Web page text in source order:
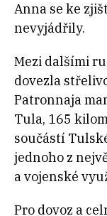
Anna se ke
nevyjádřily.
Mezi dalšími
dovezla
Patronnaja
Tula, 165
součástí
jednoho z
a vojenské
Pro dovoz a